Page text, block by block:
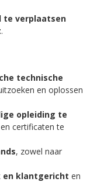
te verplaatsen
.
technische
en oplossen
opleiding te
certificaten te
, zowel naar
en klantgericht en